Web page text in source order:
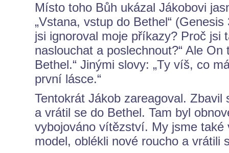
Místo toho Bůh ukázal Jákobovi
„Vstana, vstup do Bethel“
jsi ignoroval moje příkazy? Proč jsi
naslouchat a poslechnout?“ Ale
Bethel.“ Jinými slovy: „Ty víš, co
první lásce.“
Tentokrát Jákob zareagoval.
a vrátil se do Bethel. Tam byl
vybojováno vítězství. My jsme
model, oblékli nové roucho a vrátili